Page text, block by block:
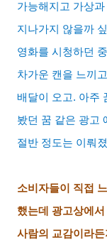
가능해지고 가상
지나가지 않을까
영화를 시청하던
차가운 캔을 느끼
배달이 오고. 아주
봤던 꿈 같은 광고
절반 정도는 이뤄
소비자들이 직접
했는데 광고상에
사람의 교감이라든